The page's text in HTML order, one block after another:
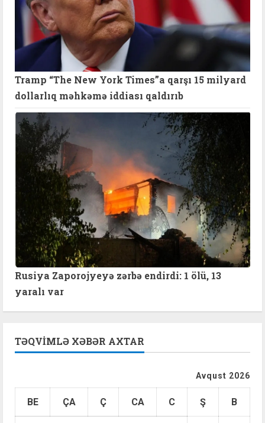
Tramp “The New York Times”a qarşı 15 milyard
dollarlıq məhkəmə iddiası qaldırıb
Rusiya Zaporojyeyə zərbə endirdi: 1 ölü, 13
yaralı var
TƏQVIMLƏ XƏBƏR AXTAR
Avqust 2026
BE ÇA Ç CA C Ş B